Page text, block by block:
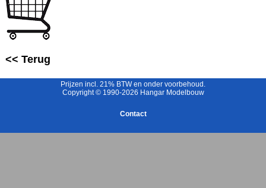
<< Terug
Prijzen incl. 21% BTW en onder voorbehoud.
Copyright © 1990-2026 Hangar Modelbouw
Contact